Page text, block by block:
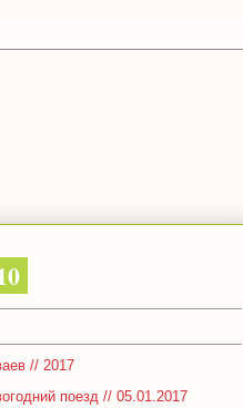
// 2017
поезд // 05.01.2017